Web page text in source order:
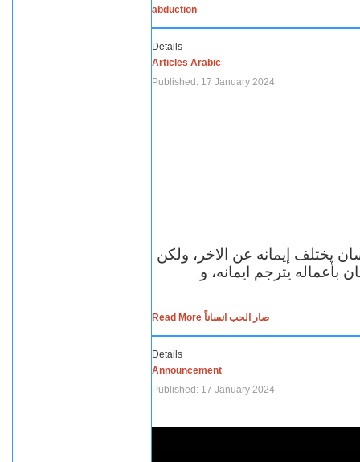
abduction
Details
Articles Arabic
Published: 17 January 2024
يختلف إيمانه عن الاخر، ولكن
بأعماله يترجم ايمانه، و
Read More صار الحب انساناً
Details
Announcement
Published: 17 January 2024